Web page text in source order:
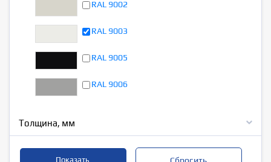
RAL 9002
RAL 9003
RAL 9005
RAL 9006
Толщина, мм